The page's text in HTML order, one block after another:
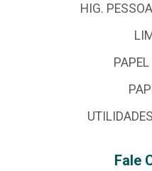
HIG.
PAPEL
Fale